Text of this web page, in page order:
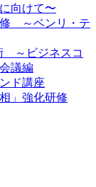
向けて〜
修 ～ベンリ・テ
～ビジネスコ
議編
ド講座
」強化研修